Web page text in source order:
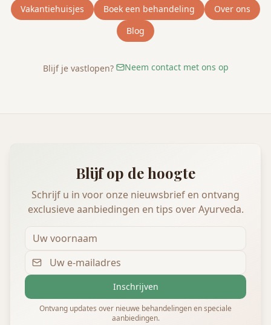
Vakantiehuisjes
Boek een behandeling
Over ons
Blog
Blijf je vastlopen? Neem contact met ons op
Blijf op de hoogte
Schrijf u in voor onze nieuwsbrief en ontvang
exclusieve aanbiedingen en tips over Ayurveda.
Inschrijven
Ontvang updates over nieuwe behandelingen en speciale
aanbiedingen.